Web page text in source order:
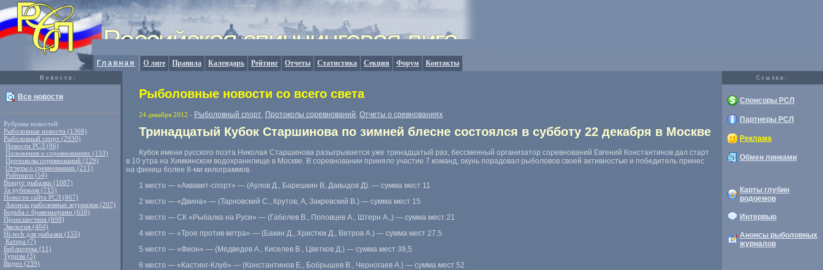
Главная О лиге Правила Календарь Рейтинг Отчеты Статистика Секция Форум Контакты
Новости: Cсылки:
Все новости
Рубрики новостей:
Рыболовные новости (1368)
Рыболовный спорт (2930)
Новости РСЛ (86)
Положения о соревнованиях (153)
Протоколы соревнований (129)
Отчеты о сревнованиях (211)
Рейтинги (54)
Вокруг рыбалки (1087)
За рубежом (715)
Новости сайта РСЛ (867)
Анонсы рыболовных журналов (207)
Борьба с браконьерами (650)
Происшествия (698)
Экология (404)
Hi-tech для рыбалки (155)
Катера (7)
Библиотека (11)
Туризм (3)
Видео (239)
Рыболовные новости со всего света
24 декабря 2012 - Рыболовный спорт Протоколы соревнований Отчеты о сревнованиях
Тринадцатый Кубок Старшинова по зимней блесне состоялся в субботу 22 декабря в Москве
Кубок имени русского поэта Николая Старшинова разыгрывается уже тринадцатый раз, бессменный организатор соревнований Евгений Константинов дал старт
в 10 утра на Химкинском водохранилище в Москве. В соревновании приняло участие 7 команд, окунь порадовал рыболовов своей активностью и победитель принес
на финиш более 8-ми килограммов.
1 место — «Аквавит-спорт» — (Аулов Д., Барешкин В, Давыдов Д). — сумма мест 11
2 место — «Двина» — (Тарновский С., Крутов, А, Закревский В.) — сумма мест 15
3 место — СК «Рыбалка на Руси» — (Габелев В., Поповцев А., Штерн А.,) — сумма мест 21
4 место — «Трое против ветра» — (Бакин Д., Христюк Д., Ветров А.) — сумма мест 27,5
5 место — «Фион» — (Медведев А., Киселев В., Цветков Д.) — сумма мест 39,5
6 место — «Кастинг-Клуб» — (Константинов Е., Бобрышев В., Черногаев А.) — сумма мест 52
Спонсоры РСЛ
Партнеры РСЛ
Реклама
Обмен линками
Карты глубин
водоемов
Интервью
Анонсы рыболовных
журналов